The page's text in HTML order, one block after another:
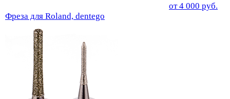
от4 000 руб.
Фреза для Roland, dentego